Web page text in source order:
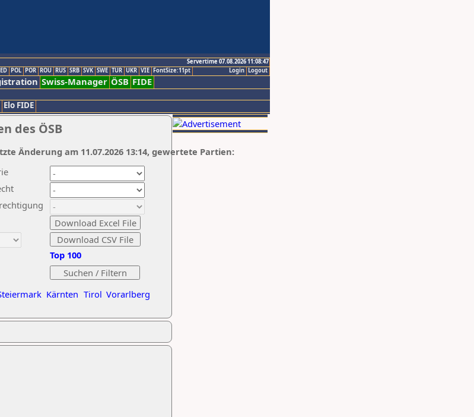
Servertime 07.08.2026 11:08:47
Logout
Login
POL POR ROU RUS SRB SVK SWE TUR UKR VIE FontSize:11pt
Swiss-Manager ÖSB FIDE
Elo FIDE
des ÖSB
Kärnten Tirol Vorarlberg
Top 100
Änderung am 11.07.2026 13:14, gewertete Partien: